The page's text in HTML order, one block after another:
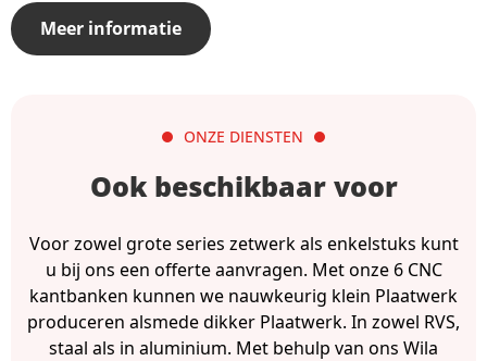
Meer informatie
ONZE DIENSTEN
Ook beschikbaar voor
Voor zowel grote series zetwerk als enkelstuks kunt
u bij ons een offerte aanvragen. Met onze 6 CNC
kantbanken kunnen we nauwkeurig klein Plaatwerk
produceren alsmede dikker Plaatwerk. In zowel RVS,
staal als in aluminium. Met behulp van ons Wila